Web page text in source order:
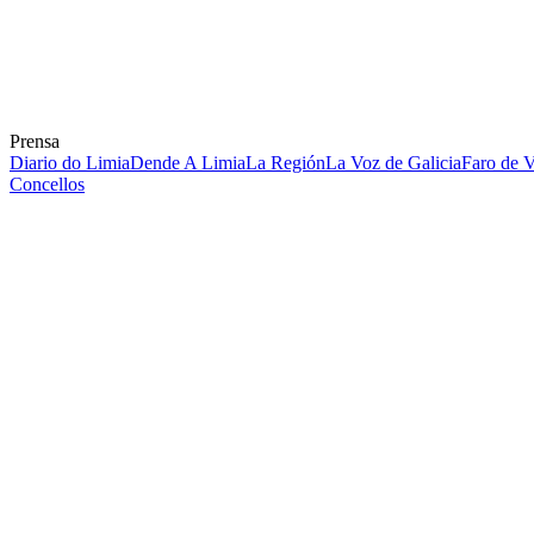
Prensa
Diario do LimiaDende A LimiaLa RegiónLa Voz de GaliciaFaro de
Concellos